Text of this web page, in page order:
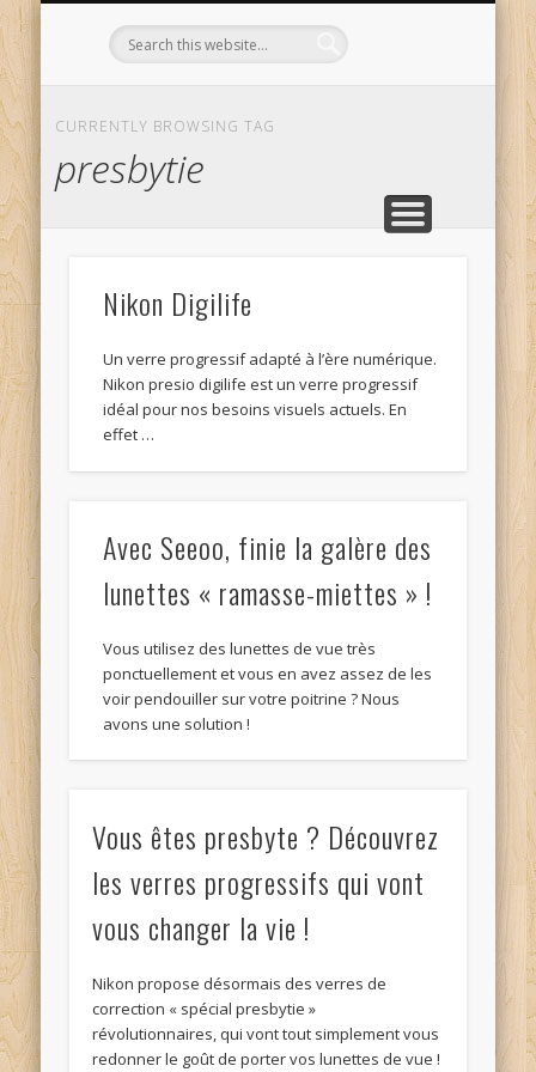
CURRENTLY BROWSING TAG
presbytie
Nikon Digilife
Un verre progressif adapté à l’ère numérique.
Nikon presio digilife est un verre progressif
idéal pour nos besoins visuels actuels. En
effet …
Avec Seeoo, finie la galère des
lunettes « ramasse-miettes » !
Vous utilisez des lunettes de vue très
ponctuellement et vous en avez assez de les
voir pendouiller sur votre poitrine ? Nous
avons une solution !
Vous êtes presbyte ? Découvrez
les verres progressifs qui vont
vous changer la vie !
Nikon propose désormais des verres de
correction « spécial presbytie »
révolutionnaires, qui vont tout simplement vous
redonner le goût de porter vos lunettes de vue !